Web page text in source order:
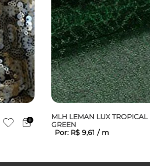
MLH LEMAN LUX TROPICAL
GREEN
Por: R$ 9,61 / m